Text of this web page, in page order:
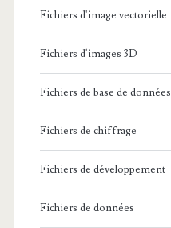
Fichiers d'image vectorielle
Fichiers d'images 3D
Fichiers de base de données
Fichiers de chiffrage
Fichiers de développement
Fichiers de données